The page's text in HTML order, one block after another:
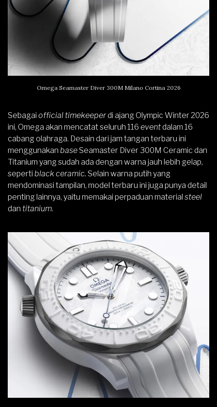
Omega Seamaster Diver 300M Milano Cortina 2026
Sebagai official timekeeperdi ajang Olympic Winter 2026
ini, Omega akan mencatat seluruh 116 eventdalam 16
cabang olahraga. Desain dari jam tangan terbaru ini
menggunakan base Seamaster Diver 300M Ceramic dan
Titanium yang sudah ada dengan warna jauh lebih gelap,
seperti black ceramic. Selain warna putih yang
mendominasi tampilan, model terbaru ini juga punya detail
penting lainnya, yaitu memakai perpaduan material steel
dan titanium.